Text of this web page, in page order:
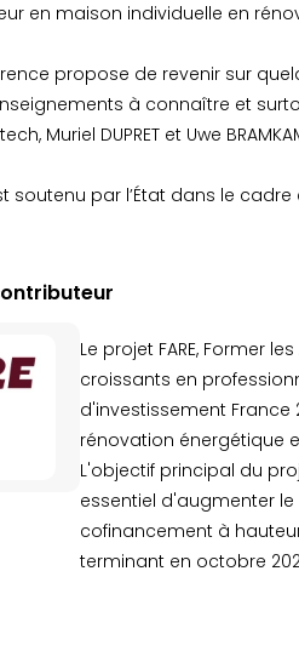
en maison individuelle en
propose de revenir sur
à connaître et
Muriel DUPRET et Uwe
soutenu par l’État dans le cadre
Le projet FARE, Former
croissants en
d'investissement
rénovation énergétique
L'objectif principal du
essentiel d'augmenter
cofinancement à
terminant en octobre